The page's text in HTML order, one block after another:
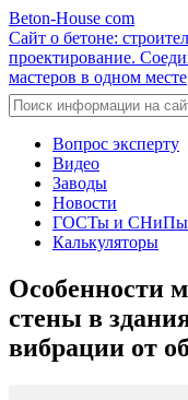
Beton-House com
Сайт о бетоне:
проектирование.
мастеров в одном месте
Вопрос эксперту
Видео
Заводы
Новости
ГОСТы и СНиПы
Калькуляторы
Особенности
стены в
вибрации от